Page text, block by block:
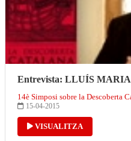
Entrevista: LLUÍS
14è Simposi sobre la Descoberta
15-04-2015
VISUALITZA